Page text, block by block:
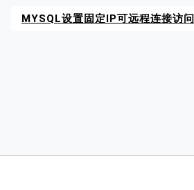
MYSQL设置固定IP可远程连接访问